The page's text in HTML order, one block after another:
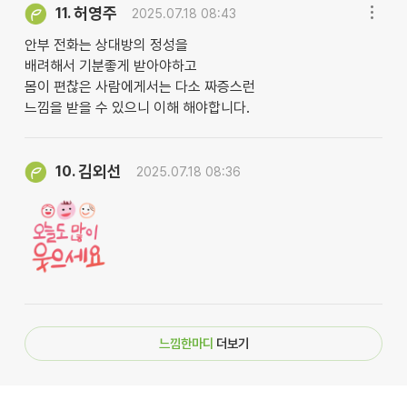
11.허영주 2025.07.18 08:43
안부 전화는 상대방의 정성을
배려해서 기분좋게 받아야하고
몸이 편찮은 사람에게서는 다소 짜증스런
느낌을 받을 수 있으니 이해 해야합니다.
10.김외선 2025.07.18 08:36
느낌한마디 더보기